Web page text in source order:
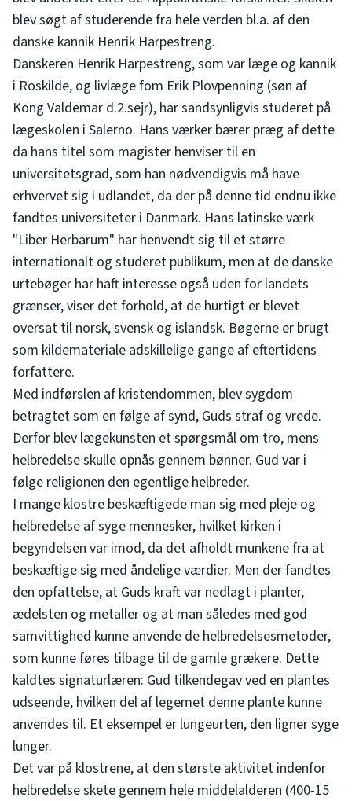
blev søgt af studerende fra hele verden bl.a. af den
danske kannik Henrik Harpestreng.
Danskeren Henrik Harpestreng, som var læge og kannik
i Roskilde, og livlæge fom Erik Plovpenning (søn af
Kong Valdemar d.2.sejr), har sandsynligvis studeret på
lægeskolen i Salerno. Hans værker bærer præg af dette
da hans titel som magister henviser til en
universitetsgrad, som han nødvendigvis må have
erhvervet sig i udlandet, da der på denne tid endnu ikke
fandtes universiteter i Danmark. Hans latinske værk
"Liber Herbarum" har henvendt sig til et større
internationalt og studeret publikum, men at de danske
urtebøger har haft interesse også uden for landets
grænser, viser det forhold, at de hurtigt er blevet
oversat til norsk, svensk og islandsk. Bøgerne er brugt
som kildemateriale adskillelige gange af eftertidens
forfattere.
Med indførslen af kristendommen, blev sygdom
betragtet som en følge af synd, Guds straf og vrede.
Derfor blev lægekunsten et spørgsmål om tro, mens
helbredelse skulle opnås gennem bønner. Gud var i
følge religionen den egentlige helbreder.
I mange klostre beskæftigede man sig med pleje og
helbredelse af syge mennesker, hvilket kirken i
begyndelsen var imod, da det afholdt munkene fra at
beskæftige sig med åndelige værdier. Men der fandtes
den opfattelse, at Guds kraft var nedlagt i planter,
ædelsten og metaller og at man således med god
samvittighed kunne anvende de helbredelsesmetoder,
som kunne føres tilbage til de gamle grækere. Dette
kaldtes signaturlæren: Gud tilkendegav ved en plantes
udseende, hvilken del af legemet denne plante kunne
anvendes til. Et eksempel er lungeurten, den ligner syge
lunger.
Det var på klostrene, at den største aktivitet indenfor
helbredelse skete gennem hele middelalderen (400-15